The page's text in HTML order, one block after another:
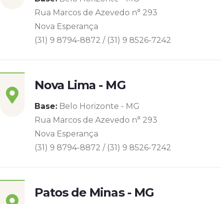
Rua Marcos de Azevedo n° 293
Nova Esperança
(31) 9 8794-8872 / (31) 9 8526-7242
Nova Lima - MG
Base: Belo Horizonte - MG
Rua Marcos de Azevedo n° 293
Nova Esperança
(31) 9 8794-8872 / (31) 9 8526-7242
Patos de Minas - MG